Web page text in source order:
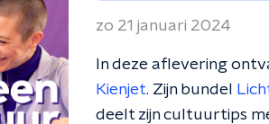
zo 21 januari 2024
In deze aflevering
Kienjet. Zijn bundel
deelt zijn cultuurtips